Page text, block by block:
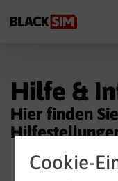
Hilfe &
Hier finden
Cookie-